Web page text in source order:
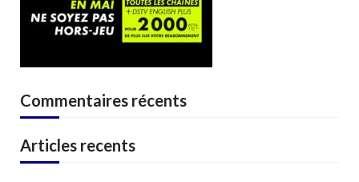
Commentaires récents
Articles recents